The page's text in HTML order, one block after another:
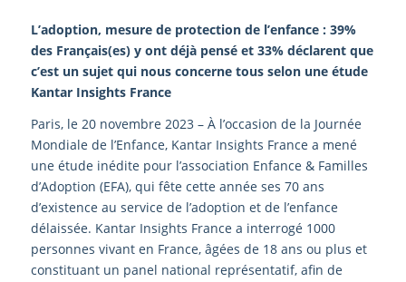
L’adoption, mesure de protection de l’enfance : 39%
des Français(es) y ont déjà pensé et 33% déclarent que
c’est un sujet qui nous concerne tous selon une étude
Kantar Insights France
Paris, le 20 novembre 2023 – À l’occasion de la Journée
Mondiale de l’Enfance, Kantar Insights France a mené
une étude inédite pour l’association Enfance & Familles
d’Adoption (EFA), qui fête cette année ses 70 ans
d’existence au service de l’adoption et de l’enfance
délaissée. Kantar Insights France a interrogé 1000
personnes vivant en France, âgées de 18 ans ou plus et
constituant un panel national représentatif, afin de